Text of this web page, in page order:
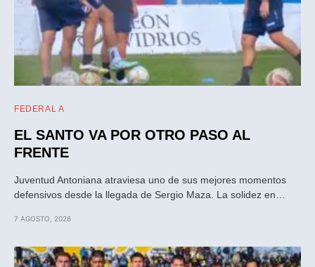
FEDERAL A
EL SANTO VA POR OTRO PASO AL
FRENTE
Juventud Antoniana atraviesa uno de sus mejores momentos
defensivos desde la llegada de Sergio Maza. La solidez en…
7 AGOSTO, 2026